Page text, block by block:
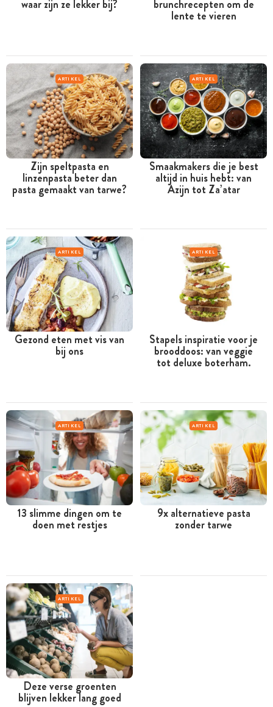
waar zijn ze lekker bij? brunchrecepten om de
lente te vieren
ARTIKEL
Zijn speltpasta en
linzenpasta beter dan
pasta gemaakt van tarwe?
ARTIKEL
Smaakmakers die je best
altijd in huis hebt: van
Azijn tot Za’atar
ARTIKEL
Gezond eten met vis van
bij ons
ARTIKEL
Stapels inspiratie voor je
brooddoos: van veggie
tot deluxe boterham.
ARTIKEL
13 slimme dingen om te
doen met restjes
ARTIKEL
9x alternatieve pasta
zonder tarwe
ARTIKEL
Deze verse groenten
blijven lekker lang goed